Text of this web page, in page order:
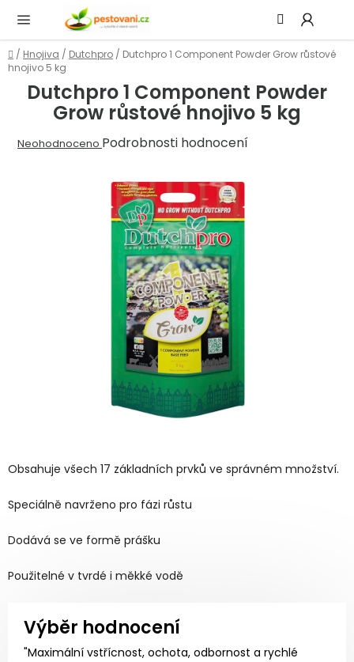
obsah
Domů
/ Hnojiva / Dutchpro / Dutchpro 1 Component Powder Grow růstové
hnojivo 5 kg
Obsahuje všech 17 základních prvků ve správném množství.
Speciálně navrženo pro fázi růstu
Dodává se ve formě prášku
Použitelné v tvrdé i měkké vodě
Výběr hodnocení
"Maximální vstřícnost, ochota, odbornost a rychlé
Dutchpro 1 Component Powder
Grow růstové hnojivo 5 kg
Průměrné
Neohodnoceno Podrobnosti hodnocení